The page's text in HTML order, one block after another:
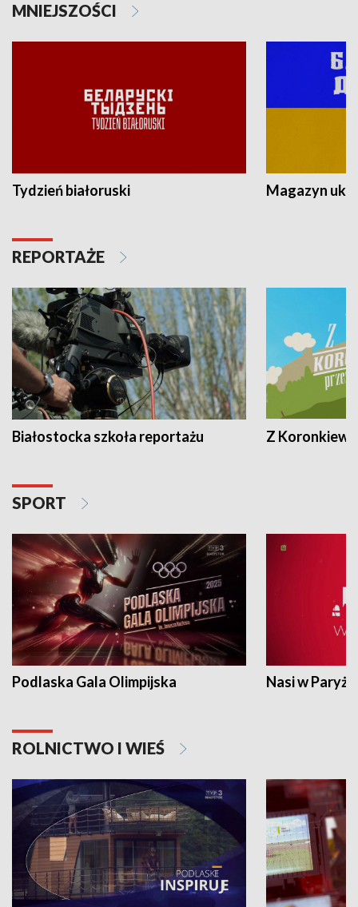
MNIEJSZOŚCI
Tydzień białoruski Magazyn
REPORTAŻE
Białostocka szkoła reportażu Z
SPORT
Podlaska Gala Olimpijska Nasi w Paryżu
ROLNICTWO I WIEŚ